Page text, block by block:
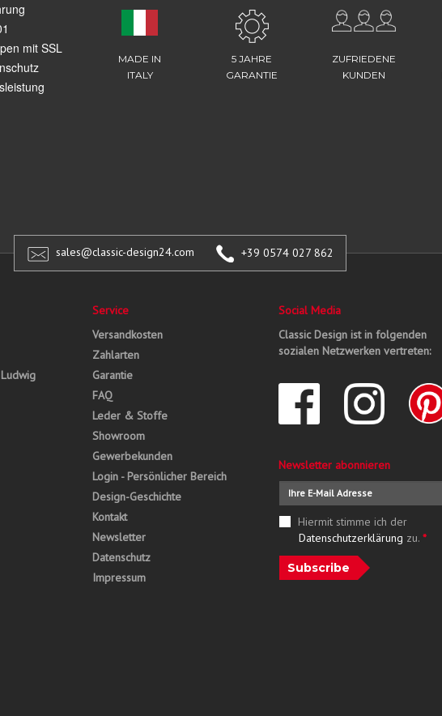
mit SSL
MADE IN
ITALY
5 JAHRE
GARANTIE
ZUFRIEDENE
KUNDEN
sales@classic-design24.com +39 0574 027 862
Service
Versandkosten
Zahlarten
Garantie
FAQ
Leder & Stoffe
Showroom
Gewerbekunden
Login - Persönlicher Bereich
Design-Geschichte
Kontakt
Newsletter
Datenschutz
Impressum
Social Media
Classic Design ist in folgenden
sozialen Netzwerken vertreten:
Newsletter abonnieren
Hiermit stimme ich der
Datenschutzerklärung zu. *
Subscribe